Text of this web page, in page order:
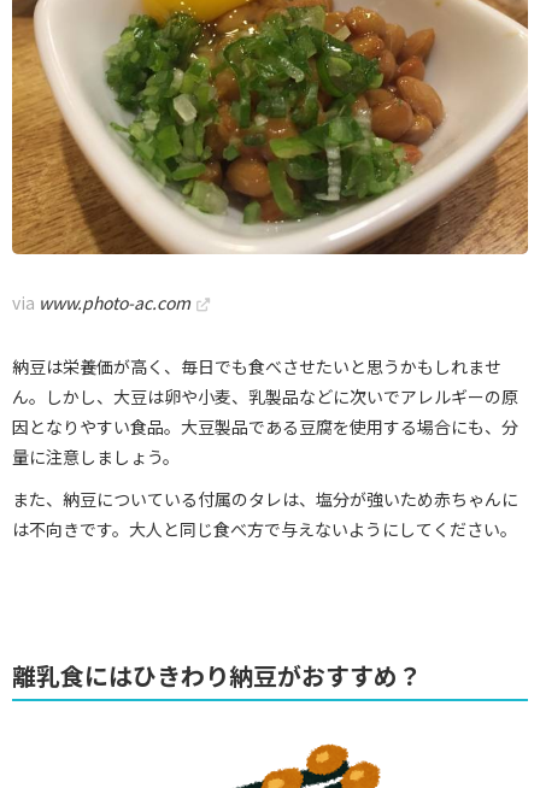
via www.photo-ac.com
納豆は栄養価が高く、毎日でも食べさせたいと思うかもしれませ
ん。しかし、大豆は卵や小麦、乳製品などに次いでアレルギーの原
因となりやすい食品。大豆製品である豆腐を使用する場合にも、分
量に注意しましょう。
また、納豆についている付属のタレは、塩分が強いため赤ちゃんに
は不向きです。大人と同じ食べ方で与えないようにしてください。
離乳食にはひきわり納豆がおすすめ？